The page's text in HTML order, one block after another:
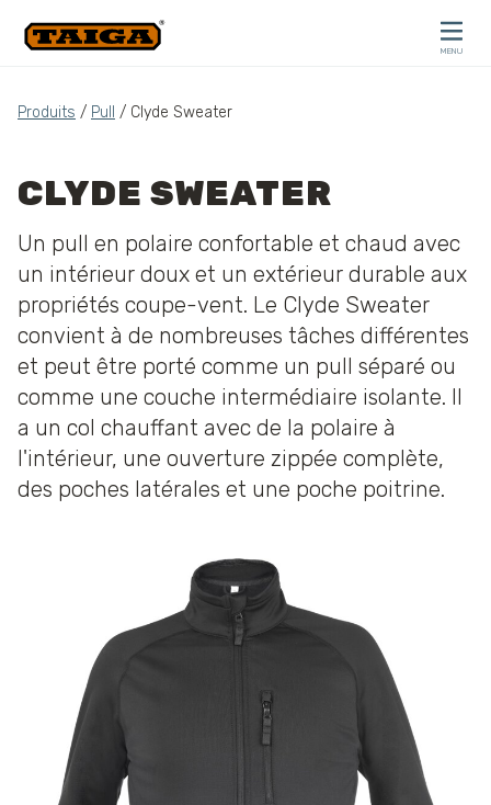
MENU
Produits / Pull / Clyde Sweater
CLYDE SWEATER
Un pull en polaire confortable et chaud avec
un intérieur doux et un extérieur durable aux
propriétés coupe-vent. Le Clyde Sweater
convient à de nombreuses tâches différentes
et peut être porté comme un pull séparé ou
comme une couche intermédiaire isolante. Il
a un col chauffant avec de la polaire à
l'intérieur, une ouverture zippée complète,
des poches latérales et une poche poitrine.